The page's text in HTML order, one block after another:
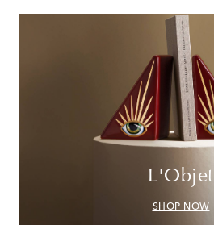
L'Objet
SHOP NOW